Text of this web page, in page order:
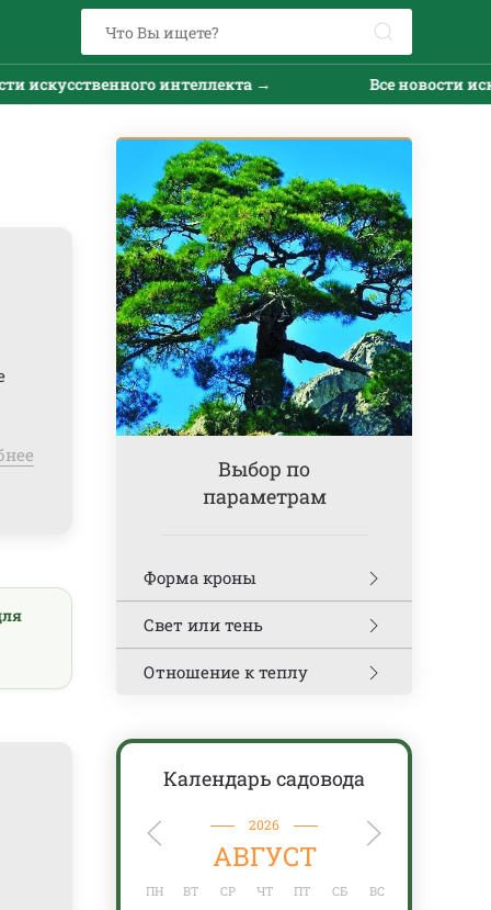
интеллекта → Все новости
Выбор по
параметрам
Форма кроны
Свет или тень
Отношение к теплу
Календарь садовода
2026
АВГУСТ
ПН ВТ СР ЧТ ПТ СБ ВС